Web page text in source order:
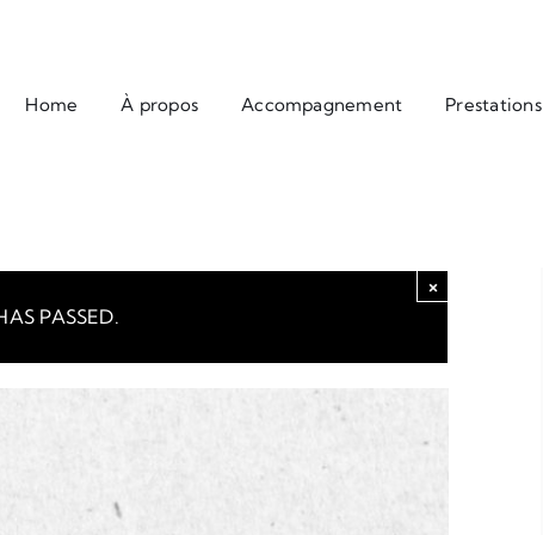
Home À propos Accompagnement Prestations
PASSED.
×